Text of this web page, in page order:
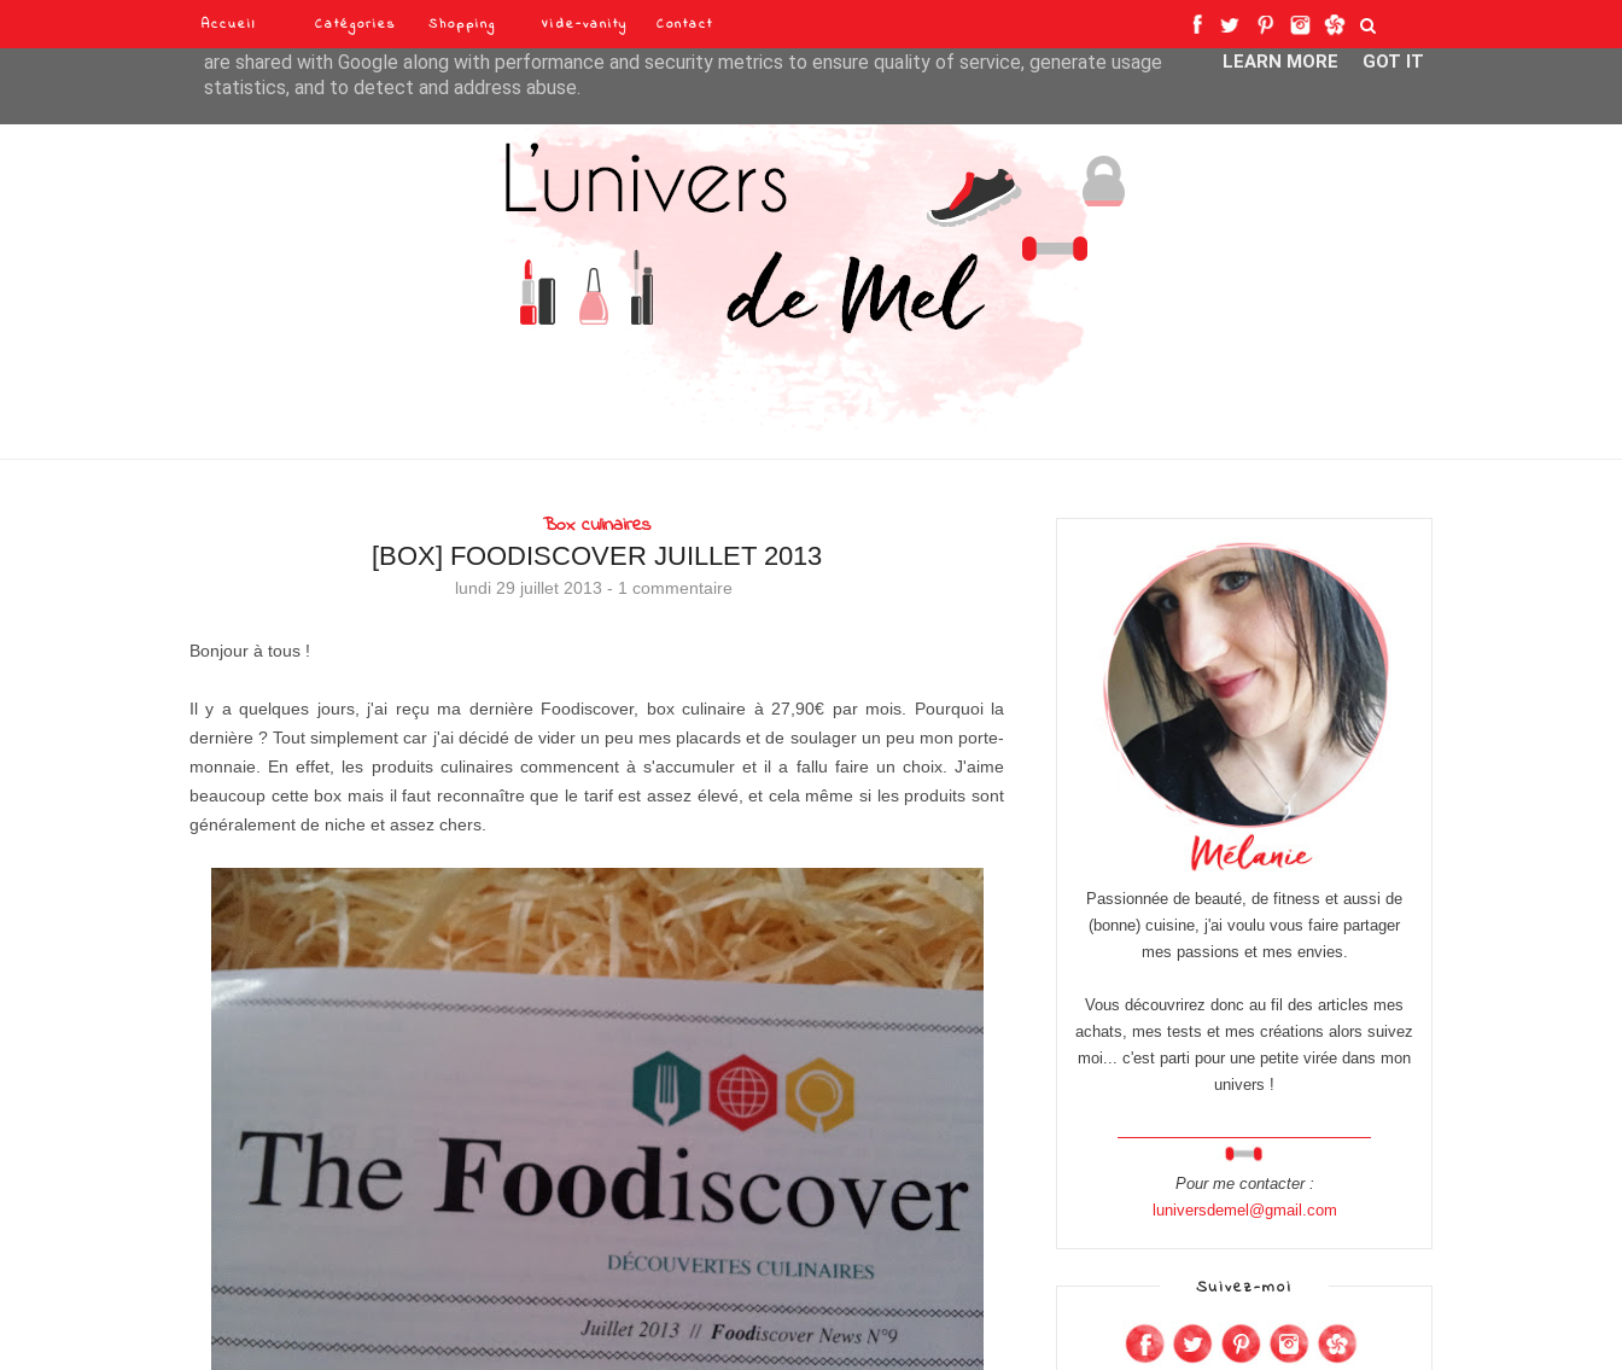
Accueil Catégories Shopping Vide-vanity Contact
Box culinaires
[BOX] FOODISCOVER JUILLET 2013
lundi 29 juillet 2013 - 1 commentaire
Bonjour à tous !
Il y a quelques jours, j'ai reçu ma dernière Foodiscover, box culinaire à 27,90€ par mois. Pourquoi la
dernière ? Tout simplement car j'ai décidé de vider un peu mes placards et de soulager un peu mon porte-
monnaie. En effet, les produits culinaires commencent à s'accumuler et il a fallu faire un choix. J'aime
beaucoup cette box mais il faut reconnaître que le tarif est assez élevé, et cela même si les produits sont
généralement de niche et assez chers.
Passionnée de beauté, de fitness et aussi de
(bonne) cuisine, j'ai voulu vous faire partager
mes passions et mes envies.
Vous découvrirez donc au fil des articles mes
achats, mes tests et mes créations alors suivez
moi... c'est parti pour une petite virée dans mon
univers !
Pour me contacter :
luniversdemel@gmail.com
Suivez-moi
This site uses cookies from Google to deliver its services and to analyze traffic. Your IP address and user-agent
are shared with Google along with performance and security metrics to ensure quality of service, generate usage
statistics, and to detect and address abuse.
LEARN MORE GOT IT